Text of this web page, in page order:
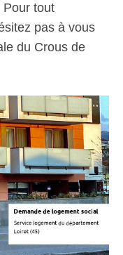
Pour tout
pas à vous
du Crous de